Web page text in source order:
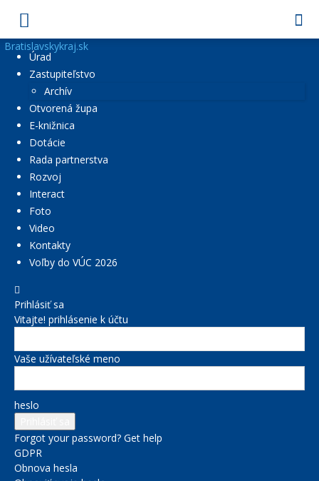
Bratislavskykraj.sk
Úrad
Zastupiteľstvo
Archív
Otvorená župa
E-knižnica
Dotácie
Rada partnerstva
Rozvoj
Interact
Foto
Video
Kontakty
Voľby do VÚC 2026
Prihlásiť sa
Vitajte! prihlásenie k účtu
Vaše užívateľské meno
heslo
Forgot your password? Get help
GDPR
Obnova hesla